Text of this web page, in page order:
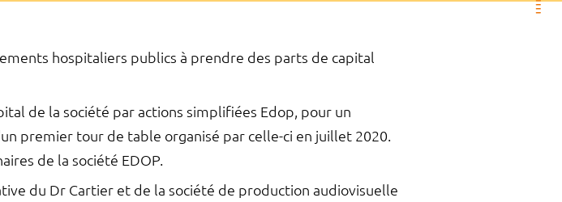
hospitaliers publics à prendre des parts de capital
de la société par actions simplifiées Edop, pour un
premier tour de table organisé par celle-ci en juillet 2020.
de la société EDOP.
du Dr Cartier et de la société de production audiovisuelle